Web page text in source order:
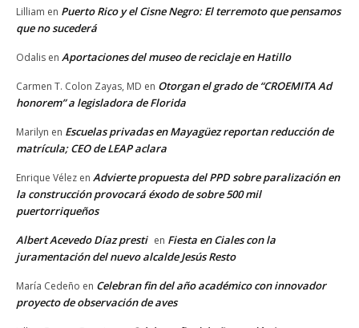
Lilliam en Puerto Rico y el Cisne Negro: El terremoto que pensamos
que no sucederá
Odalis en Aportaciones del museo de reciclaje en Hatillo
Carmen T. Colon Zayas, MD en Otorgan el grado de “CROEMITA Ad
honorem” a legisladora de Florida
Marilyn en Escuelas privadas en Mayagüez reportan reducción de
matrícula; CEO de LEAP aclara
Enrique Vélez en Advierte propuesta del PPD sobre paralización en
la construcción provocará éxodo de sobre 500 mil
puertorriqueños
Albert Acevedo Díaz presti en Fiesta en Ciales con la
juramentación del nuevo alcalde Jesús Resto
María Cedeño en Celebran fin del año académico con innovador
proyecto de observación de aves